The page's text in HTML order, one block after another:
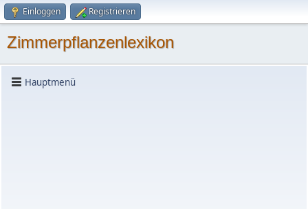
Einloggen Registrieren
Zimmerpflanzenlexikon
Hauptmenü